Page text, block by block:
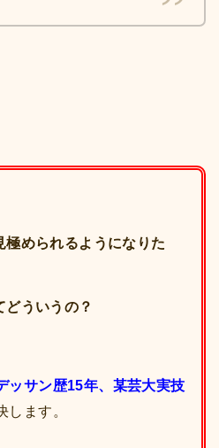
極められるようになりた
ういうの？
ッサン歴15年、某芸大実技
します。